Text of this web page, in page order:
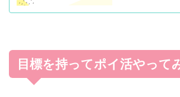
目標を持ってポイ活やって